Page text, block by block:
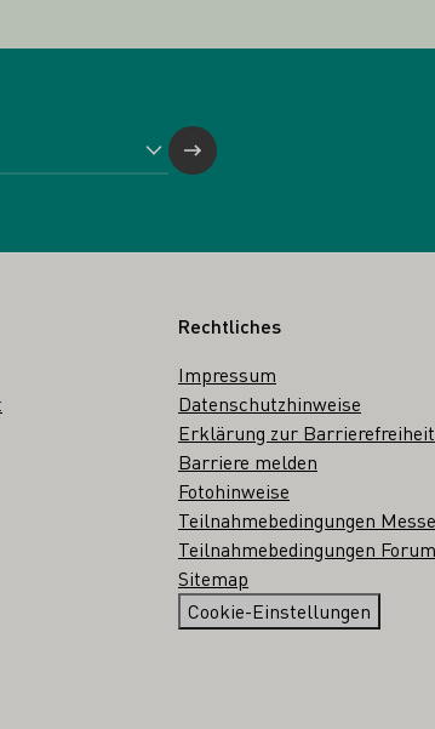
Rechtliches
Impressum
Datenschutzhinweise
Erklärung zur Barrierefreiheit
Barriere melden
Fotohinweise
Teilnahmebedingungen
Teilnahmebedingungen
Sitemap
Cookie-Einstellungen